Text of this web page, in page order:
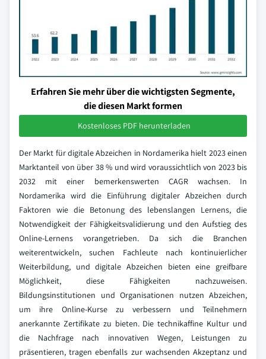
Erfahren Sie mehr über die wichtigsten Segmente,
die diesen Markt formen
Kostenloses PDF herunterladen
Der Markt für digitale Abzeichen in Nordamerika hielt 2023 einen
Marktanteil von über 38 % und wird voraussichtlich von 2023 bis
2032 mit einer bemerkenswerten CAGR wachsen. In
Nordamerika wird die Einführung digitaler Abzeichen durch
Faktoren wie die Betonung des lebenslangen Lernens, die
Notwendigkeit der Fähigkeitsvalidierung und den Aufstieg des
Online-Lernens vorangetrieben. Da sich die Branchen
weiterentwickeln, suchen Fachleute nach kontinuierlicher
Weiterbildung, und digitale Abzeichen bieten eine greifbare
Möglichkeit, diese Fähigkeiten nachzuweisen.
Bildungsinstitutionen und Organisationen nutzen Abzeichen,
um ihre Online-Kurse zu verbessern und Teilnehmern
anerkannte Zertifikate zu bieten. Die technikaffine Kultur und
die Nachfrage nach innovativen Wegen, Leistungen zu
präsentieren, tragen ebenfalls zur wachsenden Akzeptanz und